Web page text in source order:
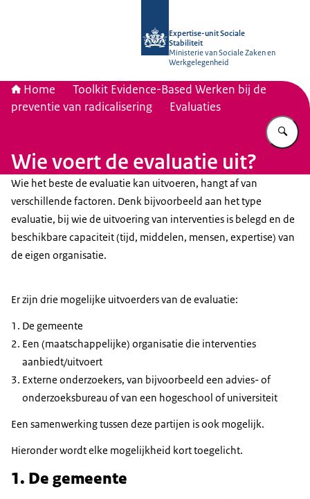
Expertise-unit Sociale
Stabiliteit
Ministerie van Sociale Zaken en
Werkgelegenheid
Home
Toolkit Evidence-Based Werken bij de
preventie van radicalisering
Evaluaties
Wie voert de evaluatie uit?
Wie het beste de evaluatie kan uitvoeren, hangt af van
verschillende factoren. Denk bijvoorbeeld aan het type
evaluatie, bij wie de uitvoering van interventies is belegd en de
beschikbare capaciteit (tijd, middelen, mensen, expertise) van
de eigen organisatie.
Er zijn drie mogelijke uitvoerders van de evaluatie:
De gemeente
Een (maatschappelijke) organisatie die interventies
aanbiedt/uitvoert
Externe onderzoekers, van bijvoorbeeld een advies- of
onderzoeksbureau of van een hogeschool of universiteit
Een samenwerking tussen deze partijen is ook mogelijk.
Hieronder wordt elke mogelijkheid kort toegelicht.
1. De gemeente